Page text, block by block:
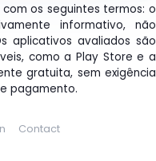
os seguintes termos: o
informativo, não
aplicativos avaliados são
como a Play Store e a
gratuita, sem exigência
pagamento.
Contact